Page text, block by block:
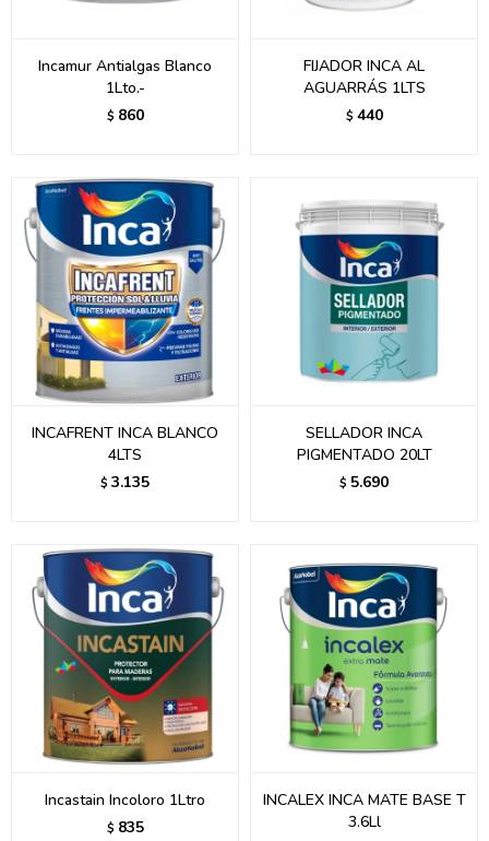
Incamur Antialgas Blanco
1Lto.-
$ 860
FIJADOR INCA AL
AGUARRÁS 1LTS
$ 440
INCAFRENT INCA BLANCO
4LTS
$ 3.135
SELLADOR INCA
PIGMENTADO 20LT
$ 5.690
Incastain Incoloro 1Ltro
$ 835
INCALEX INCA MATE BASE T
3.6Ll